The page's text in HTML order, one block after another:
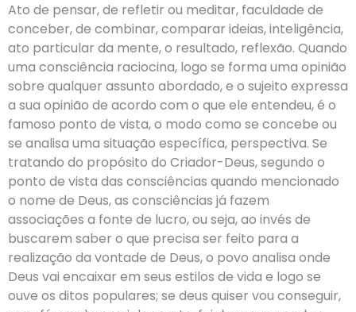
Ato de pensar, de refletir ou meditar, faculdade de
conceber, de combinar, comparar ideias, inteligência,
ato particular da mente, o resultado, reflexão. Quando
uma consciência raciocina, logo se forma uma opinião
sobre qualquer assunto abordado, e o sujeito expressa
a sua opinião de acordo com o que ele entendeu, é o
famoso ponto de vista, o modo como se concebe ou
se analisa uma situação específica, perspectiva. Se
tratando do propósito do Criador-Deus, segundo o
ponto de vista das consciências quando mencionado
o nome de Deus, as consciências já fazem
associações a fonte de lucro, ou seja, ao invés de
buscarem saber o que precisa ser feito para a
realização da vontade de Deus, o povo analisa onde
Deus vai encaixar em seus estilos de vida e logo se
ouve os ditos populares; se deus quiser vou conseguir,